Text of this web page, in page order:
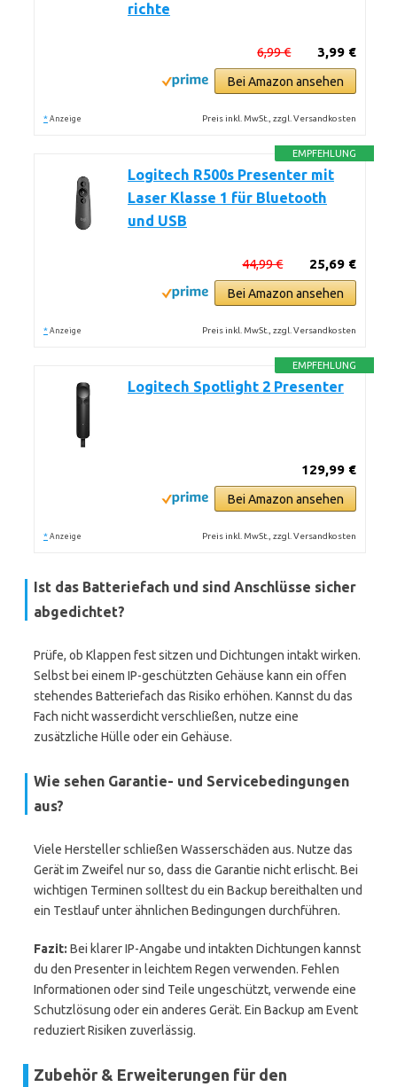
richte
3,99 €
6,99 €
Bei Amazon ansehen
* Anzeige Preis inkl. MwSt., zzgl. Versandkosten
EMPFEHLUNG
Logitech R500s Presenter mit
Laser Klasse 1 für Bluetooth
und USB
25,69 €
44,99 €
Bei Amazon ansehen
* Anzeige Preis inkl. MwSt., zzgl. Versandkosten
EMPFEHLUNG
Logitech Spotlight 2 Presenter
129,99 €
Bei Amazon ansehen
* Anzeige Preis inkl. MwSt., zzgl. Versandkosten
Ist das Batteriefach und sind Anschlüsse sicher
abgedichtet?
Prüfe, ob Klappen fest sitzen und Dichtungen intakt wirken.
Selbst bei einem IP-geschützten Gehäuse kann ein offen
stehendes Batteriefach das Risiko erhöhen. Kannst du das
Fach nicht wasserdicht verschließen, nutze eine
zusätzliche Hülle oder ein Gehäuse.
Wie sehen Garantie- und Servicebedingungen
aus?
Viele Hersteller schließen Wasserschäden aus. Nutze das
Gerät im Zweifel nur so, dass die Garantie nicht erlischt. Bei
wichtigen Terminen solltest du ein Backup bereithalten und
ein Testlauf unter ähnlichen Bedingungen durchführen.
Fazit: Bei klarer IP-Angabe und intakten Dichtungen kannst
du den Presenter in leichtem Regen verwenden. Fehlen
Informationen oder sind Teile ungeschützt, verwende eine
Schutzlösung oder ein anderes Gerät. Ein Backup am Event
reduziert Risiken zuverlässig.
Zubehör & Erweiterungen für den